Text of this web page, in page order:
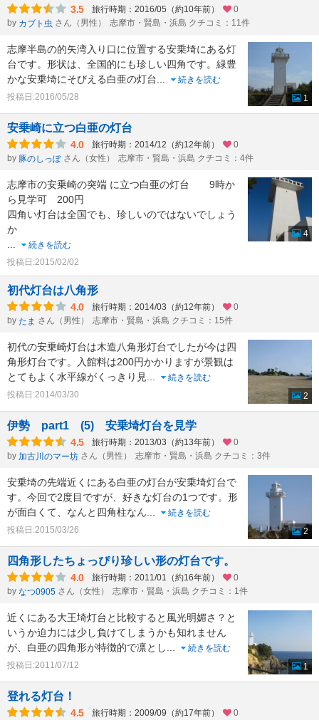
3.5 旅行時期：2016/05（約10年前）
0
by カブト虫 さん（男性） 志摩市・賢島・浜島 クチコミ：11件
志摩半島の的矢湾入り口に位置する安乗埼にある灯
台です。形状は、全国的にも珍しい四角です。緑豊
かな安乗埼にそびえる白亜の灯台
続きを読む
投稿日:2016/05/28
1
安乗崎に立つ白亜の灯台
4.0 旅行時期：2014/12（約12年前）
0
by 豚のしっぽ さん（女性） 志摩市・賢島・浜島 クチコミ：4件
志摩市の安乗崎の突端 に立つ白亜の灯台 9時か
ら見学可 200円
四角い灯台は全国でも、珍しいのではないでしょう
か
続きを読む
投稿日:2015/02/02
4
初代灯台は八角形
4.0 旅行時期：2014/03（約12年前）
0
by たま さん（男性） 志摩市・賢島・浜島 クチコミ：15件
初代の安乗崎灯台は木造八角形灯台でしたが今は四
角形灯台です。入館料は200円かかりますが景観は
とてもよく水平線がくっきり見
続きを読む
投稿日:2014/03/30
2
伊勢 part1 (5) 安乗埼灯台を見学
4.5 旅行時期：2013/03（約13年前）
0
by 加古川のマー坊 さん（男性） 志摩市・賢島・浜島 クチコミ：3件
安乗埼の先端近くにある白亜の灯台が安乗埼灯台で
す。今回で2度目ですが、好きな灯台の1つです。形
が面白くて、なんと四角柱なん
続きを読む
投稿日:2015/03/26
2
四角形したちょっぴり珍しい形の灯台です。
4.0 旅行時期：2011/01（約16年前）
0
by なつ0905 さん（女性） 志摩市・賢島・浜島 クチコミ：1件
近くにある大王埼灯台と比較すると風光明媚さ？と
いうか迫力には少し負けてしまうかも知れません
が、白亜の四角形が特徴的で凛とし
続きを読む
投稿日:2011/07/12
1
登れる灯台！
4.5 旅行時期：2009/09（約17年前）
0